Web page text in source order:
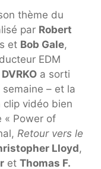
thème du
par Robert
et Bob Gale,
EDM
DVRKO a sorti
– et la
clip vidéo bien
« Power of
Retour vers le
Lloyd,
et Thomas F.